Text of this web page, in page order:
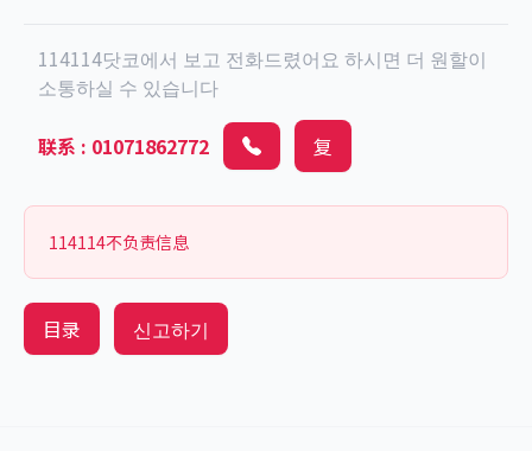
114114닷코에서 보고 전화드렸어요 하시면 더 원할이
소통하실 수 있습니다
联系 : 01071862772 复
114114不负责信息
目录 신고하기